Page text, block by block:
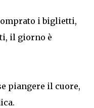
i biglietti,
il giorno è
piangere il cuore,